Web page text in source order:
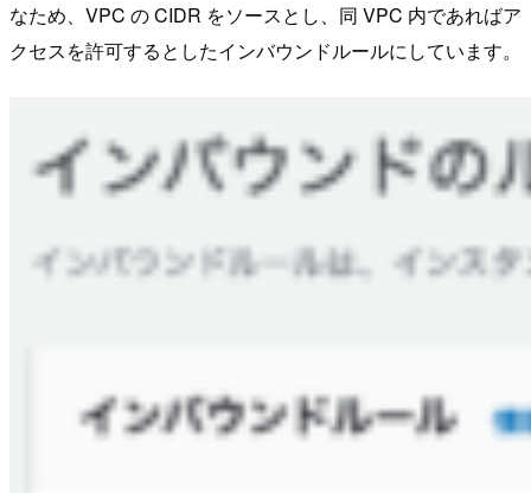
なため、VPC の CIDR をソースとし、同 VPC 内であればア
クセスを許可するとしたインバウンドルールにしています。